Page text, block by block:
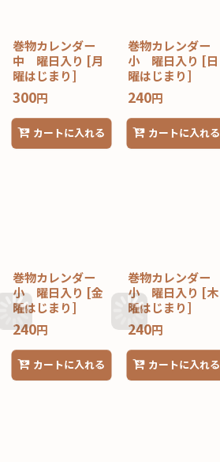
巻物カレンダー
中 曜日入り [月
曜はじまり]
300円
カートに入れる
巻物カレンダー
小 曜日入り [日
曜はじまり]
240円
カートに入れる
巻物カレンダー
小 曜日入り [金
曜はじまり]
240円
カートに入れる
巻物カレンダー
小 曜日入り [木
曜はじまり]
240円
カートに入れる